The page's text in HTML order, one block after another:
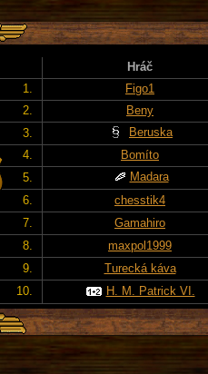
Hráč
1.
Figo1
2.
Beny
3.
Beruska
4.
Bomíto
5.
Madara
6.
chesstik4
7.
Gamahiro
8.
maxpol1999
9.
Turecká káva
10.
H. M. Patrick VI.